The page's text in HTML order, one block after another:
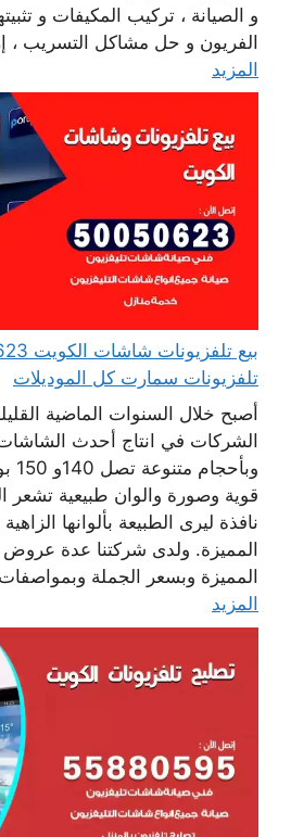
و الصيانة ، تركيب المكيفات و
الفريون و حل مشاكل التسريب ،
المزيد
تلفزيونات سمارت كل الموديلات
أصبح خلال السنوات الماضية
الشركات في انتاج أحدث
قوية وصورة والوان طبيعية تشعر
نافذة ليرى الطبيعة بألوانها
المميزة. ولدى شركتنا عدة
المميزة وبسعر الجملة
المزيد